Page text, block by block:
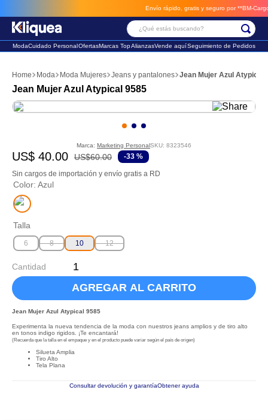
Envío rápido, gratis y seguro por **BM-Cargo** envios a través de BM-
¿Qué estás buscando?
ModaCuidado PersonalOfertasMarcas TopAlianzasVende aquíSeguimiento de Pedidos
Moda Moda Mujeres Jeans y pantalones Jean Mujer Azul Atypical
Jean Mujer Azul Atypical 9585
Marca: Marketing PersonalSKU: 8323546
US$ 40.00 US$60.00 -33 %
Sin cargos de importación y envío gratis a RD
Color: Azul
Talla
6 8 10 12
Cantidad
AGREGAR AL CARRITO
Jean Mujer Azul Atypical 9585
Experimenta la nueva tendencia de la moda con nuestros jeans amplios y de tiro alto
en tonos indigo rigidos. ¡Te encantará!
(Recuerda que la talla en el empaque y en el producto puede variar según el país de origen)
Silueta Amplia
Tiro Alto
Tela Plana
Consultar devolución y garantíaObtener ayuda
2. sandalia